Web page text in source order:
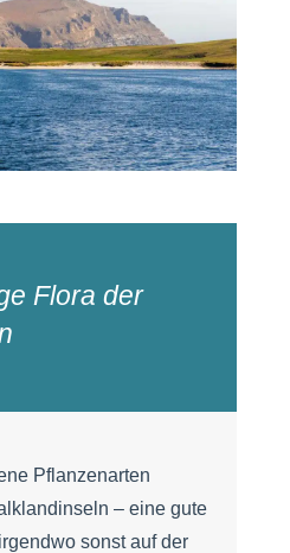
Flora der
Pflanzenarten
– eine gute
sonst auf der